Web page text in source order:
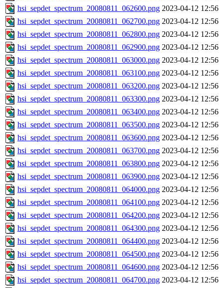
hsi_sepdet_spectrum_20080811_062600.png 2023-04-12 12:56
hsi_sepdet_spectrum_20080811_062700.png 2023-04-12 12:56
hsi_sepdet_spectrum_20080811_062800.png 2023-04-12 12:56
hsi_sepdet_spectrum_20080811_062900.png 2023-04-12 12:56
hsi_sepdet_spectrum_20080811_063000.png 2023-04-12 12:56
hsi_sepdet_spectrum_20080811_063100.png 2023-04-12 12:56
hsi_sepdet_spectrum_20080811_063200.png 2023-04-12 12:56
hsi_sepdet_spectrum_20080811_063300.png 2023-04-12 12:56
hsi_sepdet_spectrum_20080811_063400.png 2023-04-12 12:56
hsi_sepdet_spectrum_20080811_063500.png 2023-04-12 12:56
hsi_sepdet_spectrum_20080811_063600.png 2023-04-12 12:56
hsi_sepdet_spectrum_20080811_063700.png 2023-04-12 12:56
hsi_sepdet_spectrum_20080811_063800.png 2023-04-12 12:56
hsi_sepdet_spectrum_20080811_063900.png 2023-04-12 12:56
hsi_sepdet_spectrum_20080811_064000.png 2023-04-12 12:56
hsi_sepdet_spectrum_20080811_064100.png 2023-04-12 12:56
hsi_sepdet_spectrum_20080811_064200.png 2023-04-12 12:56
hsi_sepdet_spectrum_20080811_064300.png 2023-04-12 12:56
hsi_sepdet_spectrum_20080811_064400.png 2023-04-12 12:56
hsi_sepdet_spectrum_20080811_064500.png 2023-04-12 12:56
hsi_sepdet_spectrum_20080811_064600.png 2023-04-12 12:56
hsi_sepdet_spectrum_20080811_064700.png 2023-04-12 12:56